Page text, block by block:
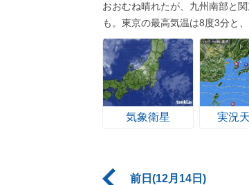
おおむね晴れたが、九州南部と
も。東京の最高気温は8度3分と
気象衛星 実況
前日(12月14日)